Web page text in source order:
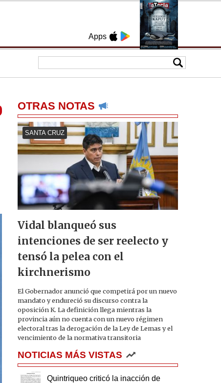
Apps
OTRAS NOTAS
SANTA CRUZ
Vidal blanqueó sus
intenciones de ser reelecto y
tensó la pelea con el
kirchnerismo
El Gobernador anunció que competirá por un nuevo
mandato y endureció su discurso contra la
oposición K. La definición llega mientras la
provincia aún no cuenta con un nuevo régimen
electoral tras la derogación de la Ley de Lemas y el
vencimiento de la normativa transitoria
NOTICIAS MÁS VISTAS
Quintriqueo criticó la inacción de